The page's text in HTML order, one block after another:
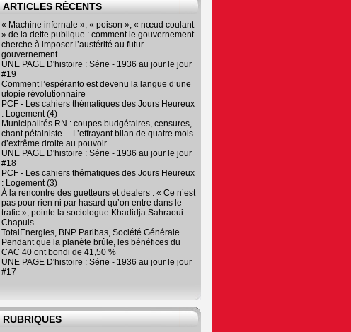
ARTICLES RÉCENTS
« Machine infernale », « poison », « nœud coulant
» de la dette publique : comment le gouvernement
cherche à imposer l’austérité au futur
gouvernement
UNE PAGE D'histoire : Série - 1936 au jour le jour
#19
Comment l’espéranto est devenu la langue d’une
utopie révolutionnaire
PCF - Les cahiers thématiques des Jours Heureux
: Logement (4)
Municipalités RN : coupes budgétaires, censures,
chant pétainiste… L’effrayant bilan de quatre mois
d’extrême droite au pouvoir
UNE PAGE D'histoire : Série - 1936 au jour le jour
#18
PCF - Les cahiers thématiques des Jours Heureux
: Logement (3)
À la rencontre des guetteurs et dealers : « Ce n’est
pas pour rien ni par hasard qu’on entre dans le
trafic », pointe la sociologue Khadidja Sahraoui-
Chapuis
TotalEnergies, BNP Paribas, Société Générale…
Pendant que la planète brûle, les bénéfices du
CAC 40 ont bondi de 41,50 %
UNE PAGE D'histoire : Série - 1936 au jour le jour
#17
RUBRIQUES